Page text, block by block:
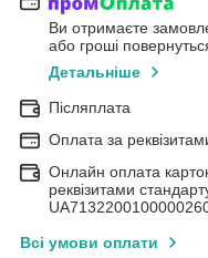
Ви отримаєте
або гроші
Детальніше
Післяплата
Оплата за
Онлайн оплата
реквізитами
Всі умови оплати